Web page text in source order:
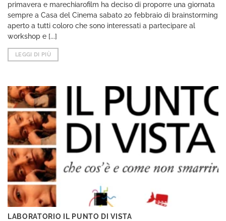
primavera e marechiarofilm ha deciso di proporre una giornata
sempre a Casa del Cinema sabato 20 febbraio di brainstorming
aperto a tutti coloro che sono interessati a partecipare al
workshop e [...]
LEGGI DI PIÙ
LABORATORIO IL PUNTO DI VISTA